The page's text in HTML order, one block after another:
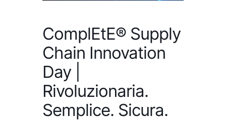
ComplEtE® Supply
Chain Innovation
Day |
Rivoluzionaria.
Semplice. Sicura.